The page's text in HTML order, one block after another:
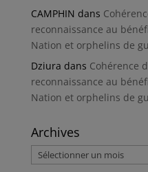
CAMPHIN dans
reconnaissance au
Nation et orphelins de
Dziura dans Cohérence
reconnaissance au
Nation et orphelins de
Archives
Archives